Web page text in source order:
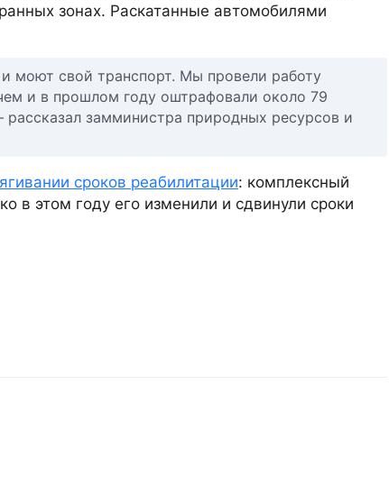
зонах. Раскатанные автомобилями
моют свой транспорт. Мы провели работу
и в прошлом году оштрафовали около 79
замминистра природных ресурсов и
сроков реабилитации: комплексный
в этом году его изменили и сдвинули сроки